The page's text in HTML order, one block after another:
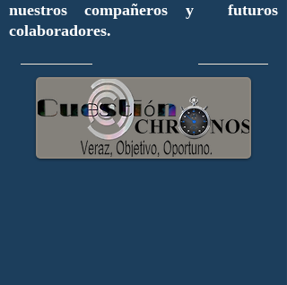
nuestros compañeros y futuros
colaboradores.